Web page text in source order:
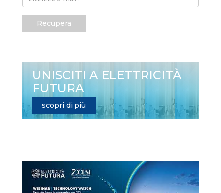
Recupera
UNISCITI A ELETTRICITÀ
FUTURA
scopri di più